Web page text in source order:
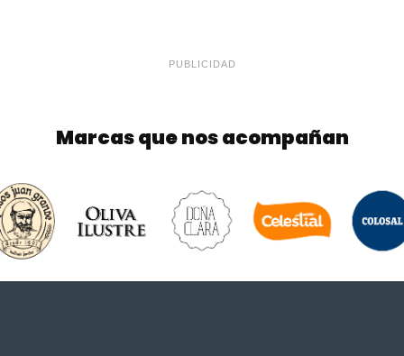
PUBLICIDAD
Marcas que nos acompañan